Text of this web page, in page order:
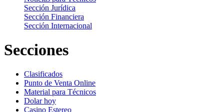
Sección Jurídica
Sección Financiera
Sección Internacional
Secciones
Clasificados
Punto de Venta Online
Material para Técnicos
Dolar hoy
Casino Estereo